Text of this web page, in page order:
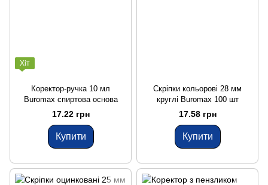
Хіт
Коректор-ручка 10 мл
Buromax спиртова основа
17.22 грн
Купити
Скріпки кольорові 28 мм
круглі Buromax 100 шт
17.58 грн
Купити